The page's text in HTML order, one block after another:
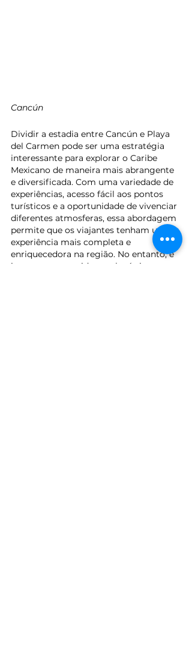
Cancún
Dividir a estadia entre Cancún e Playa
del Carmen pode ser uma estratégia
interessante para explorar o Caribe
Mexicano de maneira mais abrangente
e diversificada. Com uma variedade de
experiências, acesso fácil aos pontos
turísticos e a oportunidade de vivenciar
diferentes atmosferas, essa abordagem
permite que os viajantes tenham uma
experiência mais completa e
enriquecedora na região. No entanto, é
importante considerar a logística e